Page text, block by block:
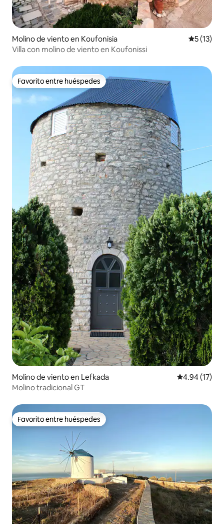
Molino de viento en Koufonisia
5 (13)
Villa con molino de viento en Koufonissi
Favorito entre huéspedes
Favorito entre huéspedes
Molino de viento en Lefkada Calificación
4.94 (17)
Molino tradicional GT
Favorito entre huéspedes
Favorito entre huéspedes